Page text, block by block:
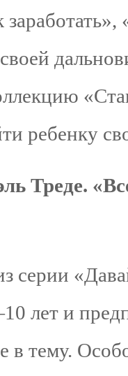
ребенку
Треде.
серии
лет и
в тему.